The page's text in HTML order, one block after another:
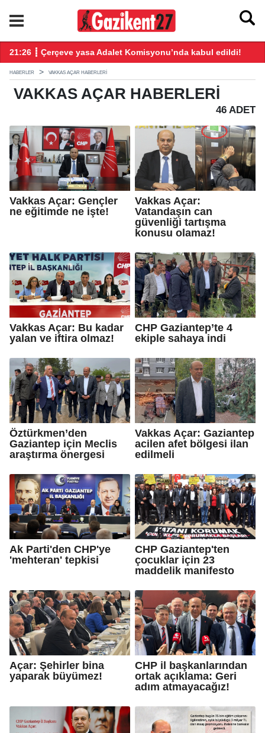
21:26 ┋ Çerçeve yasa Adalet Komisyonu’nda kabul edildi!
HABERLER VAKKAS AÇAR HABERLERI
VAKKAS AÇAR HABERLERI
46 ADET
Vakkas Açar: Gençler
ne eğitimde ne işte!
Vakkas Açar:
Vatandaşın can
güvenliği tartışma
konusu olamaz!
Vakkas Açar: Bu kadar
yalan ve iftira olmaz!
CHP Gaziantep’te 4
ekiple sahaya indi
Öztürkmen’den
Gaziantep için Meclis
araştırma önergesi
Vakkas Açar: Gaziantep
acilen afet bölgesi ilan
edilmeli
Ak Parti'den CHP'ye
'mehteran' tepkisi
CHP Gaziantep'ten
çocuklar için 23
maddelik manifesto
Açar: Şehirler bina
yaparak büyümez!
CHP il başkanlarından
ortak açıklama: Geri
adım atmayacağız!